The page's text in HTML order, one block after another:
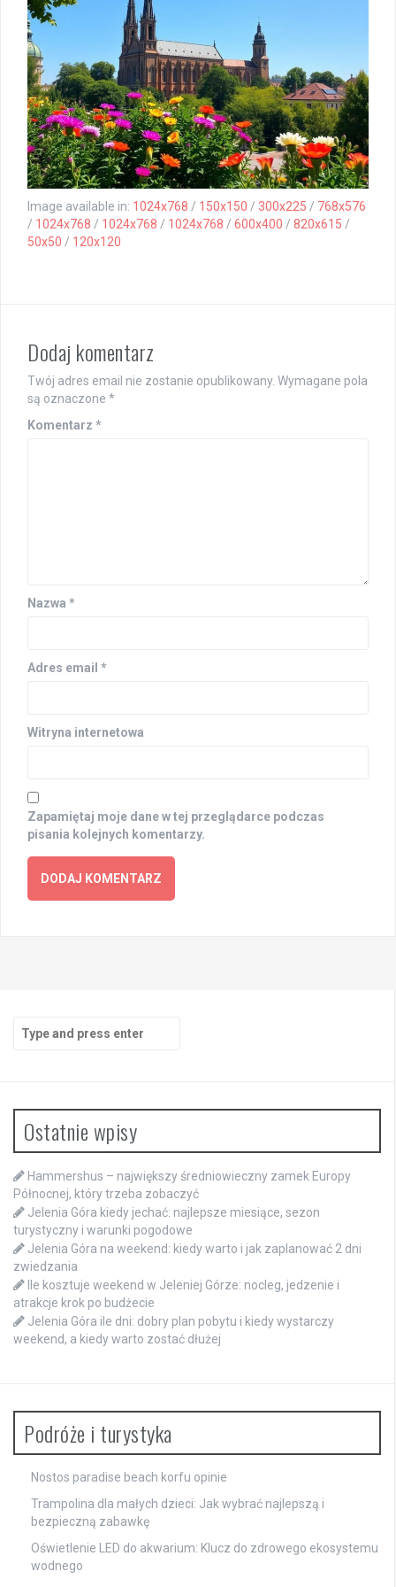
Image available in: 1024x768 / 150x150 / 300x225 / 768x576
/ 1024x768 / 1024x768 / 1024x768 / 600x400 / 820x615 /
50x50 / 120x120
Dodaj komentarz
Twój adres email nie zostanie opublikowany. Wymagane pola
są oznaczone *
Komentarz *
Nazwa *
Adres email *
Witryna internetowa
Zapamiętaj moje dane w tej przeglądarce podczas
pisania kolejnych komentarzy.
for:
Ostatnie wpisy
Hammershus – największy średniowieczny zamek Europy
Północnej, który trzeba zobaczyć
Jelenia Góra kiedy jechać: najlepsze miesiące, sezon
turystyczny i warunki pogodowe
Jelenia Góra na weekend: kiedy warto i jak zaplanować 2 dni
zwiedzania
Ile kosztuje weekend w Jeleniej Górze: nocleg, jedzenie i
atrakcje krok po budżecie
Jelenia Góra ile dni: dobry plan pobytu i kiedy wystarczy
weekend, a kiedy warto zostać dłużej
Podróże i turystyka
Nostos paradise beach korfu opinie
Trampolina dla małych dzieci: Jak wybrać najlepszą i
bezpieczną zabawkę
Oświetlenie LED do akwarium: Klucz do zdrowego ekosystemu
wodnego